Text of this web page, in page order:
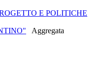
E POLITICHE
Aggregata